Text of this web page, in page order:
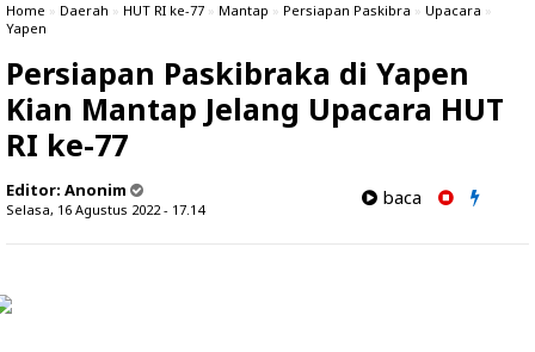
Home » Daerah » HUT RI ke-77 » Mantap » Persiapan Paskibra » Upacara »
Yapen
Persiapan Paskibraka di Yapen
Kian Mantap Jelang Upacara HUT
RI ke-77
Editor: Anonim
Selasa, 16 Agustus 2022 - 17.14
baca